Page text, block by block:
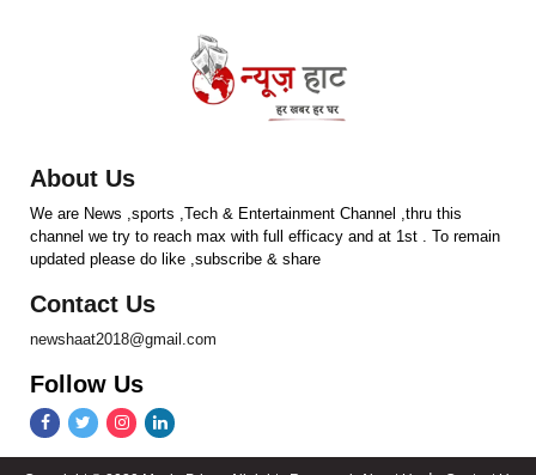
About Us
We are News ,sports ,Tech & Entertainment Channel ,thru this
channel we try to reach max with full efficacy and at 1st . To remain
updated please do like ,subscribe & share
Contact Us
newshaat2018@gmail.com
Follow Us